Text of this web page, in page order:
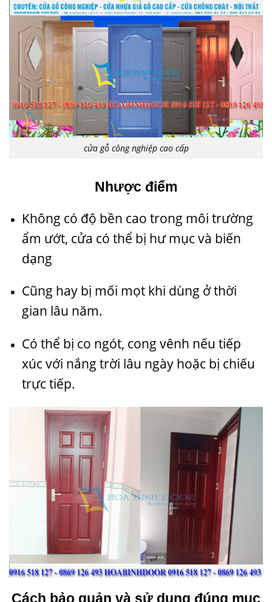
cửa gỗ công nghiệp cao cấp
Nhược điểm
Không có độ bền cao trong môi trường
ẩm ướt, cửa có thể bị hư mục và biến
dạng
Cũng hay bị mối mọt khi dùng ở thời
gian lâu năm.
Có thể bị co ngót, cong vênh nếu tiếp
xúc với nắng trời lâu ngày hoặc bị chiếu
trực tiếp.
Cách bảo quản và sử dụng đúng mục